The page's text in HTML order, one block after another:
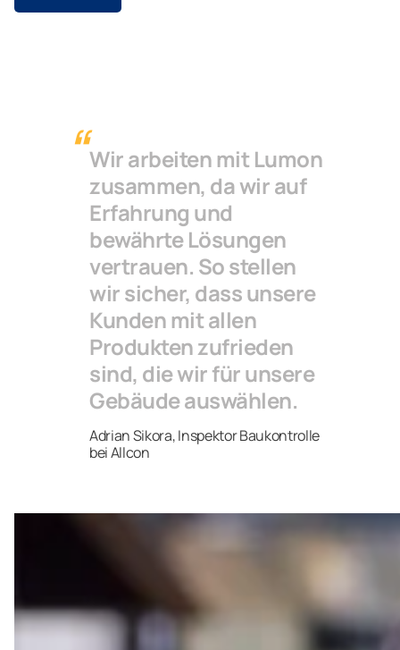
Wir arbeiten mit Lumon
zusammen, da wir auf
Erfahrung und
bewährte Lösungen
vertrauen. So stellen
wir sicher, dass unsere
Kunden mit allen
Produkten zufrieden
sind, die wir für unsere
Gebäude auswählen.
Adrian Sikora, Inspektor Baukontrolle
bei Allcon